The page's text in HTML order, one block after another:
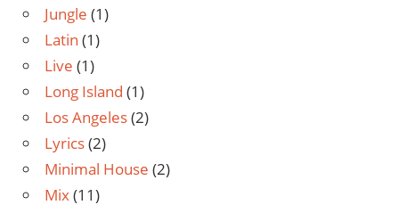
Jungle (1)
Latin (1)
Live (1)
Long Island (1)
Los Angeles(2)
Lyrics(2)
Minimal House (2)
Mix(11)